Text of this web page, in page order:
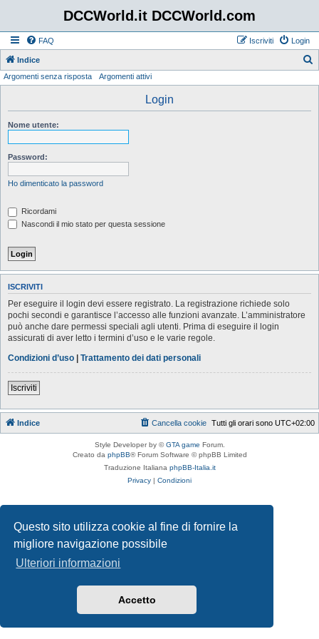
Questo sito utilizza cookie al fine di fornire la
migliore navigazione possibile
Ulteriori informazioni
Accetto
DCCWorld.it DCCWorld.com
FAQ Login
Iscriviti
Indice
Argomenti senza risposta Argomenti attivi
Login
Nome utente:
Password:
Ho dimenticato la password
Ricordami
Nascondi il mio stato per questa sessione
ISCRIVITI
Per eseguire il login devi essere registrato. La registrazione richiede solo
pochi secondi e garantisce l’accesso alle funzioni avanzate. L’amministratore
può anche dare permessi speciali agli utenti. Prima di eseguire il login
assicurati di aver letto i termini d’uso e le varie regole.
Condizioni d’uso | Trattamento dei dati personali
Iscriviti
Indice Tutti gli orari sono UTC+02:00
Cancella cookie
Style Developer by ©GTA game Forum.
Creato da phpBB® Forum Software © phpBB Limited
Traduzione Italiana phpBB-Italia.it
Privacy | Condizioni